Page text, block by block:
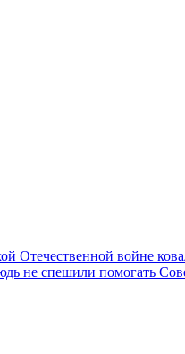
Отечественной войне
не спешили помогать